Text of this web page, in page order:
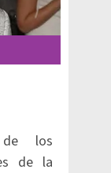
los
de la